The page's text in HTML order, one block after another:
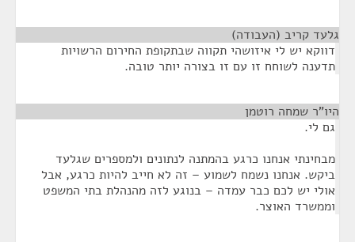
גלעד קריב (העבודה)
דווקא יש לי איזושהי תקווה שבתקופת החירום הרשויות
תדענה לשוחח זו עם זו בצורה יותר טובה.
היו"ר שמחה רוטמן
גם לי.
מבחינתי אנחנו כרגע בהמתנה לנתונים ולמספרים שגלעד
ביקש. אנחנו נשמח לשמוע – זה לא חייב להיות כרגע, אבל
אולי יש לכם כבר עמדה – בנוגע לזה מהנהלת בתי המשפט
וממשרד האוצר.